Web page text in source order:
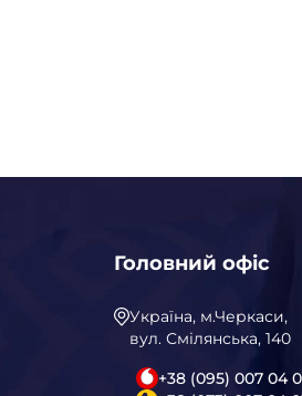
Головний офіс
Україна, м.Черкаси,
вул. Смілянська, 140
+38 (095) 007 04